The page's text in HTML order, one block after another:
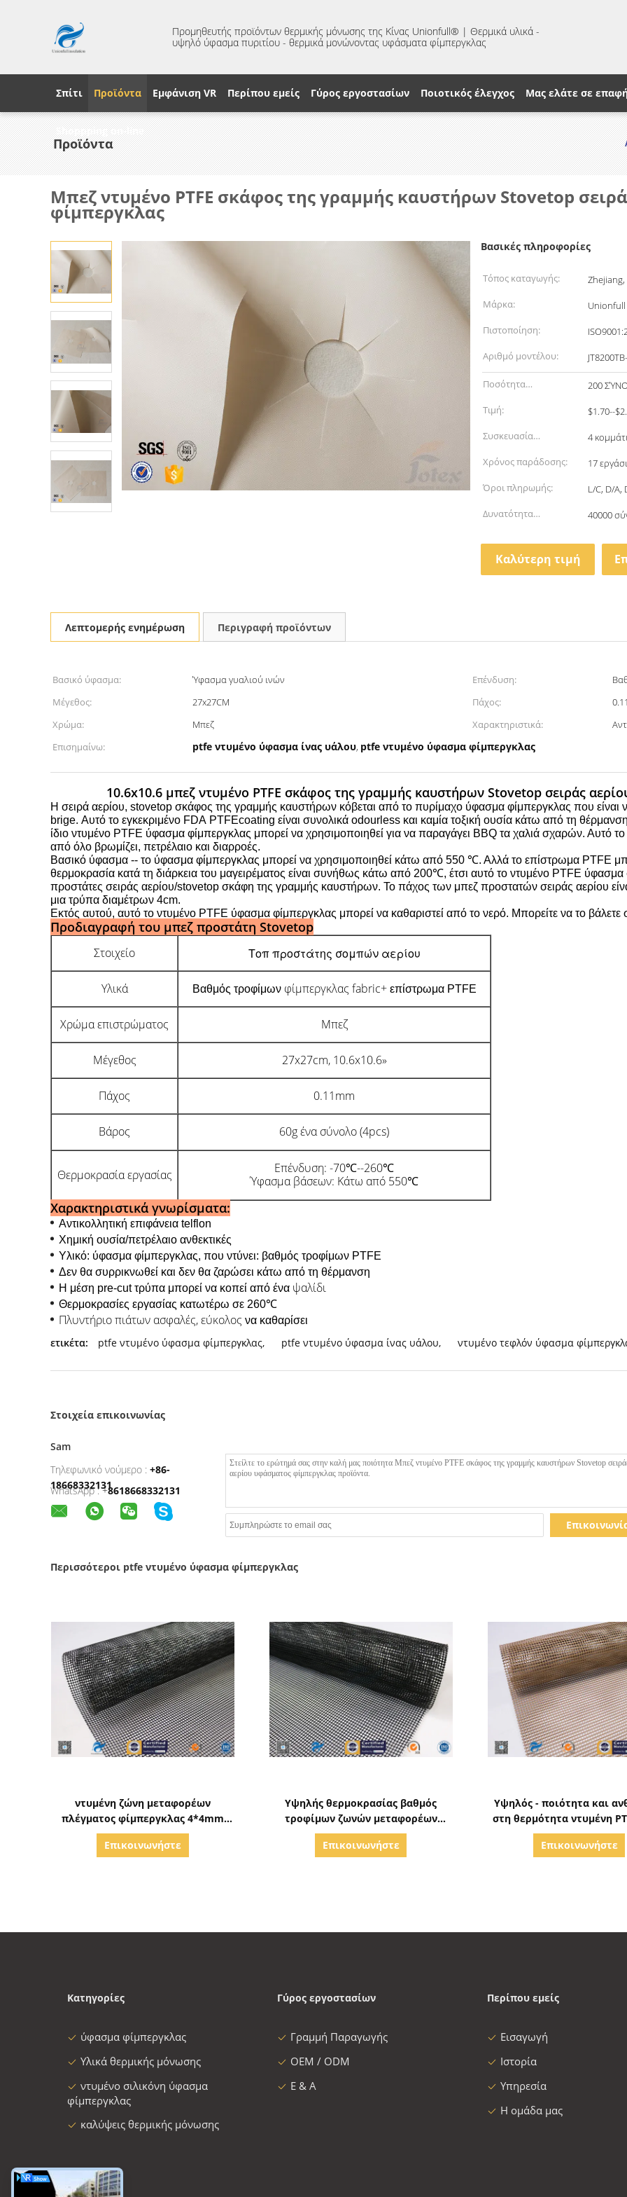
Προμηθευτής προϊόντων θερμικής μόνωσης της Κίνας Unionfull® | Θερμικά υλικά -
υψηλό ύφασμα πυριτίου - θερμικά μονώνοντας υφάσματα φίμπεργκλας
Σπίτι Προϊόντα Εμφάνιση VR Περίπου εμείς Γύρος εργοστασίων Ποιοτικός έλεγχος Μας ελάτε σε
Shoppping on-line
Προϊόντα
Μπεζ ντυμένο PTFE σκάφος της γραμμής καυστήρων Stovetop
φίμπεργκλας
Βασικές πληροφορίες
Τόπος καταγωγής:
Zhejiang,
Μάρκα:
Unionfull
Πιστοποίηση:
Αριθμό μοντέλου:
Ποσότητα
παραγγελίας min:
200
Τιμή:
$1.70--
Συσκευασία
λεπτομέρειες:
4
Χρόνος παράδοσης:
17
Όροι πληρωμής:
L/C, D/A,
Δυνατότητα
40000
Καλύτερη τιμή
Λεπτομερής ενημέρωση Περιγραφή προϊόντων
Βασικό ύφασμα: Ύφασμα γυαλιού ινών Επένδυση:
Μέγεθος:
27x27CM Πάχος:
Χρώμα:
Μπεζ Χαρακτηριστικά:
Επισημαίνω:
ptfe ντυμένο ύφασμα ίνας υάλου, ptfe ντυμένο ύφασμα φίμπεργκλας
10.6x10.6 μπεζ ντυμένο PTFE σκάφος της γραμμής καυστήρων Stovetop σειράς
Η σειρά αερίου, stovetop σκάφος της γραμμής καυστήρων κόβεται από το πυρίμαχο ύφασμα φίμπεργκλας που
brige. Αυτό το εγκεκριμένο FDA PTFEcoating είναι συνολικά odourless και καμία τοξική ουσία κάτω από τη
ίδιο ντυμένο PTFE ύφασμα φίμπεργκλας μπορεί να χρησιμοποιηθεί για να παραγάγει BBQ τα χαλιά σχαρών. Αυτό το
από όλο βρωμίζει, πετρέλαιο και διαρροές.
Βασικό ύφασμα -- το ύφασμα φίμπεργκλας μπορεί να χρησιμοποιηθεί κάτω από 550 ℃. Αλλά το επίστρωμα PTFE
θερμοκρασία κατά τη διάρκεια του μαγειρέματος είναι συνήθως κάτω από 200℃, έτσι αυτό το ντυμένο PTFE ύφασμα
προστάτες σειράς αερίου/stovetop σκάφη της γραμμής καυστήρων. Το πάχος των μπεζ προστατών σειράς αερίου
μια τρύπα διαμέτρων 4cm.
Εκτός αυτού, αυτό το ντυμένο PTFE ύφασμα φίμπεργκλας μπορεί να καθαριστεί από το νερό. Μπορείτε να το
Προδιαγραφή του μπεζ προστάτη Stovetop
Στοιχείο Τοπ προστάτης σομπών αερίου
Υλικά Βαθμός τροφίμων φίμπεργκλας fabric+ επίστρωμα PTFE
Χρώμα επιστρώματος Μπεζ
Μέγεθος 27x27cm, 10.6x10.6»
Πάχος 0.11mm
Βάρος 60g ένα σύνολο (4pcs)
Θερμοκρασία εργασίας
Επένδυση: -70℃--260℃
Ύφασμα βάσεων: Κάτω από 550℃
Χαρακτηριστικά γνωρίσματα:
Αντικολλητική επιφάνεια telflon
Χημική ουσία/πετρέλαιο ανθεκτικές
Υλικό: ύφασμα φίμπεργκλας, που ντύνει: βαθμός τροφίμων PTFE
Δεν θα συρρικνωθεί και δεν θα ζαρώσει κάτω από τη θέρμανση
Η μέση pre-cut τρύπα μπορεί να κοπεί από ένα ψαλίδι
Θερμοκρασίες εργασίας κατωτέρω σε 260℃
Πλυντήριο πιάτων ασφαλές, εύκολος να καθαρίσει
ετικέτα: ptfe ντυμένο ύφασμα φίμπεργκλας, ptfe ντυμένο ύφασμα ίνας υάλου, ντυμένο τεφλόν ύφασμα
Στοιχεία επικοινωνίας
Sam
Τηλεφωνικό νούμερο : +86-
18668332131
WhatsApp :+8618668332131
Περισσότεροι ptfe ντυμένο ύφασμα φίμπεργκλας
ντυμένη ζώνη μεταφορέων
πλέγματος φίμπεργκλας 4*4mm
PTFE για τη μηχανή βιομηχανίας
Επικοινωνήστε
Υψηλής θερμοκρασίας βαθμός
τροφίμων ζωνών μεταφορέων
πλέγματος φίμπεργκλας αντίστασης
ντυμένος PTFE
Επικοινωνήστε
Υψηλός - ποιότητα και
στη θερμότητα ντυμένη
μεταφορέων
φίμπεργκλας
Επικοινωνήστε
Κατηγορίες
ύφασμα φίμπεργκλας
Υλικά θερμικής μόνωσης
ντυμένο σιλικόνη ύφασμα
φίμπεργκλας
καλύψεις θερμικής μόνωσης
Γύρος εργοστασίων
Γραμμή Παραγωγής
OEM / ODM
Ε & Α
Περίπου εμείς
Εισαγωγή
Ιστορία
Υπηρεσία
Η ομάδα μας